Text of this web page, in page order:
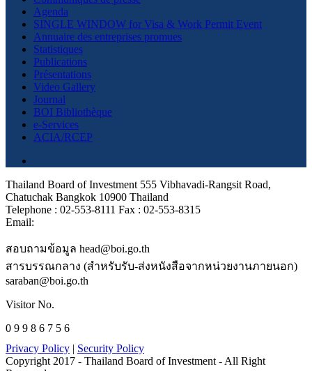
Agenda
SINGLE WINDOW for Visa & Work Permit Event
Annuaire des entreprises promues
Statistiques
Publications
Présentations
Video Gallery
Journal
BOI Bibliothèque
e-Services
ACIA/RCEP
Thailand Board of Investment 555 Vibhavadi-Rangsit Road,
Chatuchak Bangkok 10900 Thailand
Telephone : 02-553-8111 Fax : 02-553-8315
Email:
สอบถามข้อมูล head@boi.go.th
สารบรรณกลาง (สำหรับรับ-ส่งหนังสือจากหน่วยงานภายนอก)
saraban@boi.go.th
Visitor No.
0 9 9 8 6 7 5 6
Privacy Policy | Security Policy
Copyright 2017 - Thailand Board of Investment - All Right